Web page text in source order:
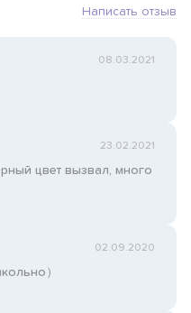
Написать отзыв
08.03.2021
23.02.2021
цвет вызвал, много
02.09.2020
）